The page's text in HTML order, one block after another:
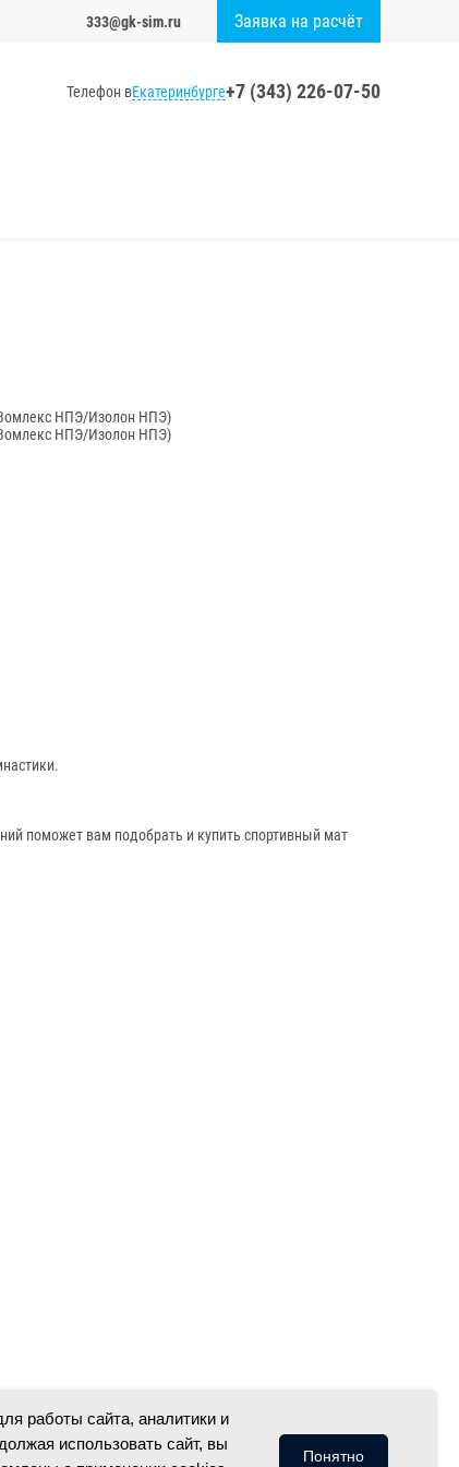
работы сайта, аналитики и
использовать сайт, вы
Понятно
333@gk-sim.ru Заявка на расчёт
Телефон вЕкатеринбурге+7 (343) 226-07-50
поможет вам подобрать и купить спортивный мат